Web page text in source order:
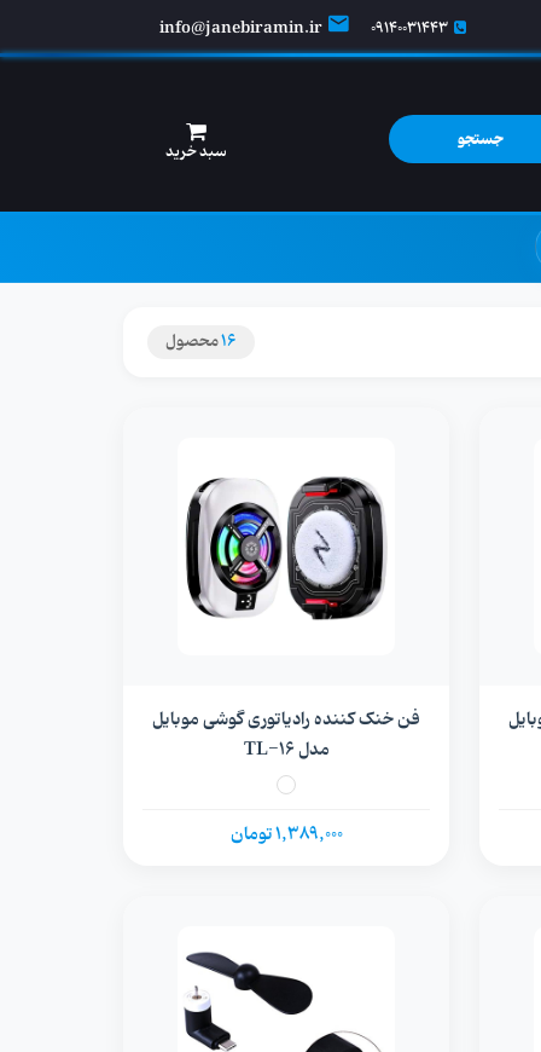
09140031443
info@janebiramin.ir
جستجو
سبد خرید
16محصول
گوشی موبایل
فن خنک کننده رادیاتوری گوشی موبایل
مدل TL-16
1,389,000 تومان